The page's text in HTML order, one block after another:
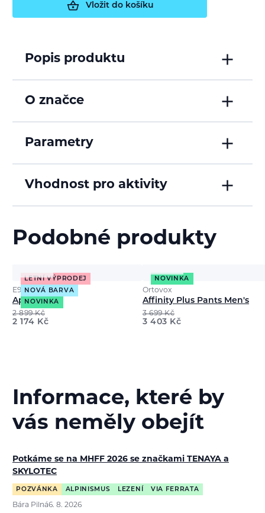
Vložit do košíku
Popis produktu
O značce
Parametry
Vhodnost pro aktivity
Podobné produkty
LETNÍ VÝPRODEJ
NOVÁ BARVA
NOVINKA
E9
Ape9 Men's
2 899Kč
2 174 Kč
NOVINKA
Ortovox
Affinity Plus Pants Men's
3 699Kč
3 403 Kč
Informace, které by
vás neměly obejít
Potkáme se na MHFF 2026 se značkami TENAYA a
SKYLOTEC
POZVÁNKA ALPINISMUS LEZENÍ VIA FERRATA
Bára Pilná6. 8. 2026